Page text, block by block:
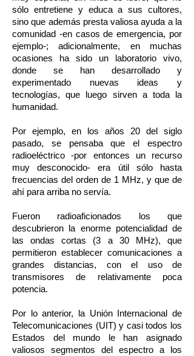
sólo entretiene y educa a sus cultores,
sino que además presta valiosa ayuda a la
comunidad -en casos de emergencia, por
ejemplo-; adicionalmente, en muchas
ocasiones ha sido un laboratorio vivo,
donde se han desarrollado y
experimentado nuevas ideas y
tecnologías, que luego sirven a toda la
humanidad.
Por ejemplo, en los años 20 del siglo
pasado, se pensaba que el espectro
radioeléctrico -por entonces un recurso
muy desconocido- era útil sólo hasta
frecuencias del orden de 1 MHz, y que de
ahí para arriba no servía.
Fueron radioaficionados los que
descubrieron la enorme potencialidad de
las ondas cortas (3 a 30 MHz), que
permitieron establecer comunicaciones a
grandes distancias, con el uso de
transmisores de relativamente poca
potencia.
Por lo anterior, la Unión Internacional de
Telecomunicaciones (UIT) y casi todos los
Estados del mundo le han asignado
valiosos segmentos del espectro a los